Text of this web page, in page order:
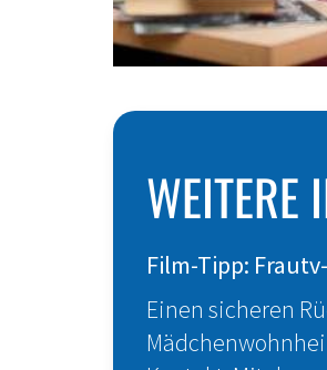
WEITERE
Film-Tipp:
Einen sicheren